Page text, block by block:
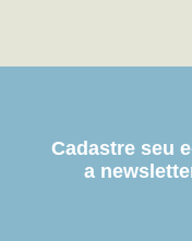
Cadastre seu
a